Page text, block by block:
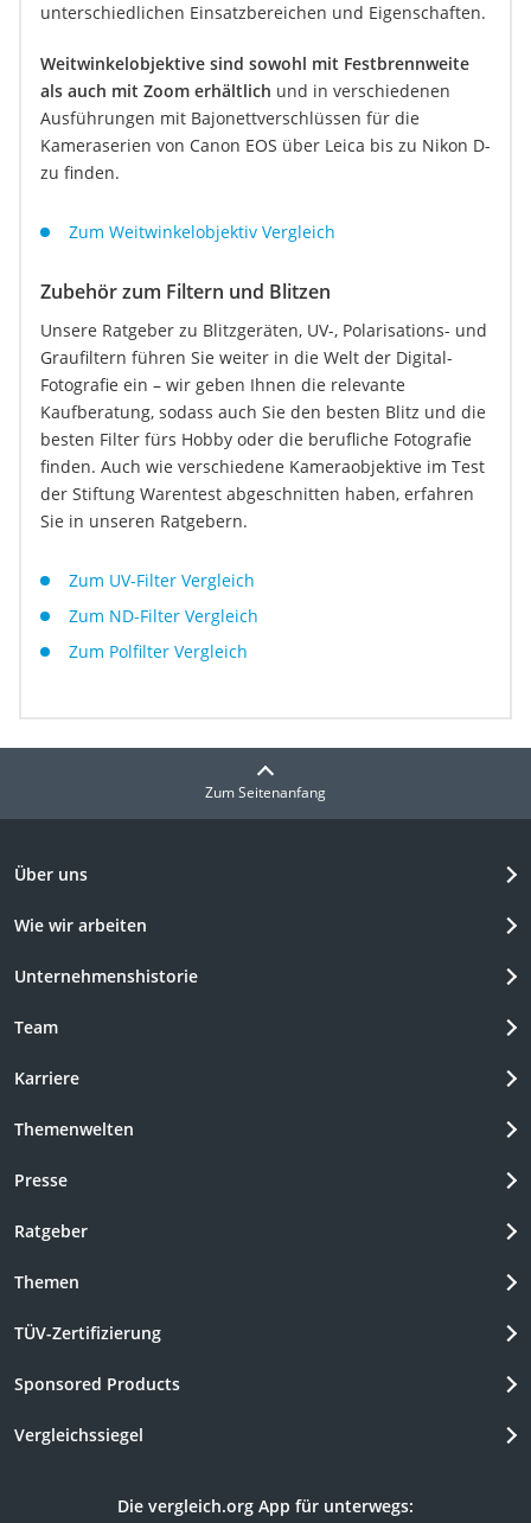
unterschiedlichen Einsatzbereichen und Eigenschaften.
Weitwinkelobjektive sind sowohl mit Festbrennweite
als auch mit Zoom erhältlich und in verschiedenen
Ausführungen mit Bajonettverschlüssen für die
Kameraserien von Canon EOS über Leica bis zu Nikon D-
zu finden.
Zum Weitwinkelobjektiv Vergleich
Zubehör zum Filtern und Blitzen
Unsere Ratgeber zu Blitzgeräten, UV-, Polarisations- und
Graufiltern führen Sie weiter in die Welt der Digital-
Fotografie ein – wir geben Ihnen die relevante
Kaufberatung, sodass auch Sie den besten Blitz und die
besten Filter fürs Hobby oder die berufliche Fotografie
finden. Auch wie verschiedene Kameraobjektive im Test
der Stiftung Warentest abgeschnitten haben, erfahren
Sie in unseren Ratgebern.
Zum UV-Filter Vergleich
Zum ND-Filter Vergleich
Zum Polfilter Vergleich
Zum Seitenanfang
Über uns
Wie wir arbeiten
Unternehmenshistorie
Team
Karriere
Themenwelten
Presse
Ratgeber
Themen
TÜV-Zertifizierung
Sponsored Products
Vergleichssiegel
Die vergleich.org App für unterwegs: